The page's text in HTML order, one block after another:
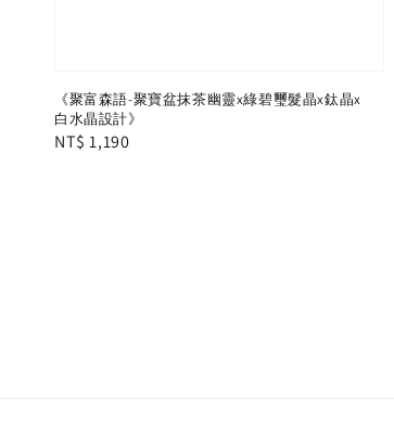
《聚富森語-聚寶盆抹茶幽靈x綠碧璽髮晶x鈦晶x
白水晶設計》
Regular
NT$ 1,190